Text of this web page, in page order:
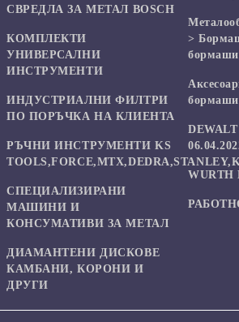
СВРЕДЛА ЗА МЕТАЛ BOSCH
КОМПЛЕКТИ
УНИВЕРСАЛНИ
ИНСТРУМЕНТИ
ИНДУСТРИАЛНИ ФИЛТРИ
ПО ПОРЪЧКА НА КЛИЕНТА
РЪЧНИ ИНСТРУМЕНТИ KS
СПЕЦИАЛИЗИРАНИ
МАШИНИ И
КОНСУМАТИВИ ЗА МЕТАЛ
ДИАМАНТЕНИ ДИСКОВЕ
КАМБАНИ, КОРОНИ И
ДРУГИ
>